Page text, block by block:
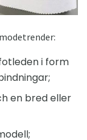
i form
en bred eller